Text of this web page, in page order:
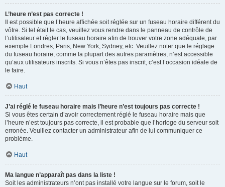
L’heure n’est pas correcte !
Il est possible que l’heure affichée soit réglée sur un fuseau horaire différent du
vôtre. Si tel était le cas, veuillez vous rendre dans le panneau de contrôle de
l’utilisateur et régler le fuseau horaire afin de trouver votre zone adéquate, par
exemple Londres, Paris, New York, Sydney, etc. Veuillez noter que le réglage
du fuseau horaire, comme la plupart des autres paramètres, n’est accessible
qu’aux utilisateurs inscrits. Si vous n’êtes pas inscrit, c’est l’occasion idéale de
le faire.
Haut
J’ai réglé le fuseau horaire mais l’heure n’est toujours pas correcte !
Si vous êtes certain d’avoir correctement réglé le fuseau horaire mais que
l’heure n’est toujours pas correcte, il est probable que l’horloge du serveur soit
erronée. Veuillez contacter un administrateur afin de lui communiquer ce
problème.
Haut
Ma langue n’apparaît pas dans la liste !
Soit les administrateurs n’ont pas installé votre langue sur le forum, soit le